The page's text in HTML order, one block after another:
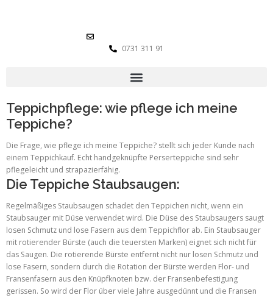
0731 311 91
Teppichpflege: wie pflege ich meine
Teppiche?
Die Frage, wie pflege ich meine Teppiche? stellt sich jeder Kunde nach
einem Teppichkauf. Echt handgeknüpfte Perserteppiche sind sehr
pflegeleicht und strapazierfähig.
Die Teppiche Staubsaugen:
Regelmäßiges Staubsaugen schadet den Teppichen nicht, wenn ein
Staubsauger mit Düse verwendet wird. Die Düse des Staubsaugers saugt
losen Schmutz und lose Fasern aus dem Teppichflor ab. Ein Staubsauger
mit rotierender Bürste (auch die teuersten Marken) eignet sich nicht für
das Saugen. Die rotierende Bürste entfernt nicht nur losen Schmutz und
lose Fasern, sondern durch die Rotation der Bürste werden Flor- und
Fransenfasern aus den Knüpfknoten bzw. der Fransenbefestigung
gerissen. So wird der Flor über viele Jahre ausgedünnt und die Fransen